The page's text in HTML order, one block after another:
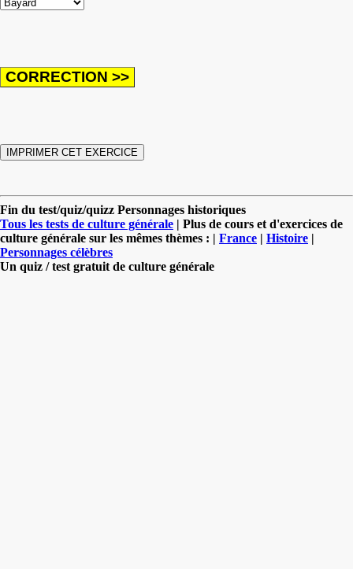
Fin du test/quiz/quizz Personnages historiques
Tous les tests de culture générale | Plus de cours et d'exercices de
culture générale sur les mêmes thèmes : | France | Histoire |
Personnages célèbres
Un quiz / test gratuit de culture générale